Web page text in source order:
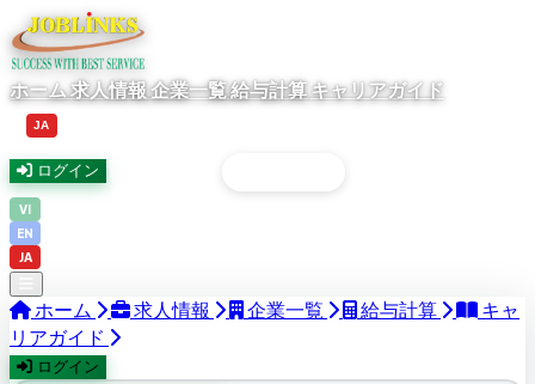
ホーム求人情報企業一覧給与計算キャリアガイド
JA
ログイン
VI
EN
JA
ホーム 求人情報 企業一覧 給与計算
キャ
リアガイド
ログイン